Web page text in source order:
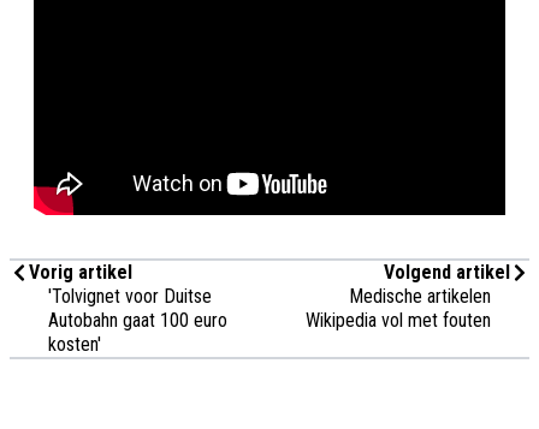
Vorig artikel
'Tolvignet voor Duitse
Autobahn gaat 100 euro
kosten'
Volgend artikel
Medische artikelen
Wikipedia vol met fouten